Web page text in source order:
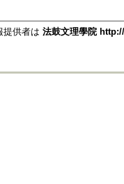
提供者は 法鼓文理學院